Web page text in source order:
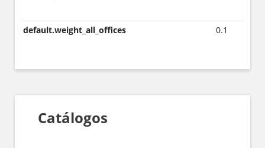
default.weight_all_offices 0.1
Catálogos